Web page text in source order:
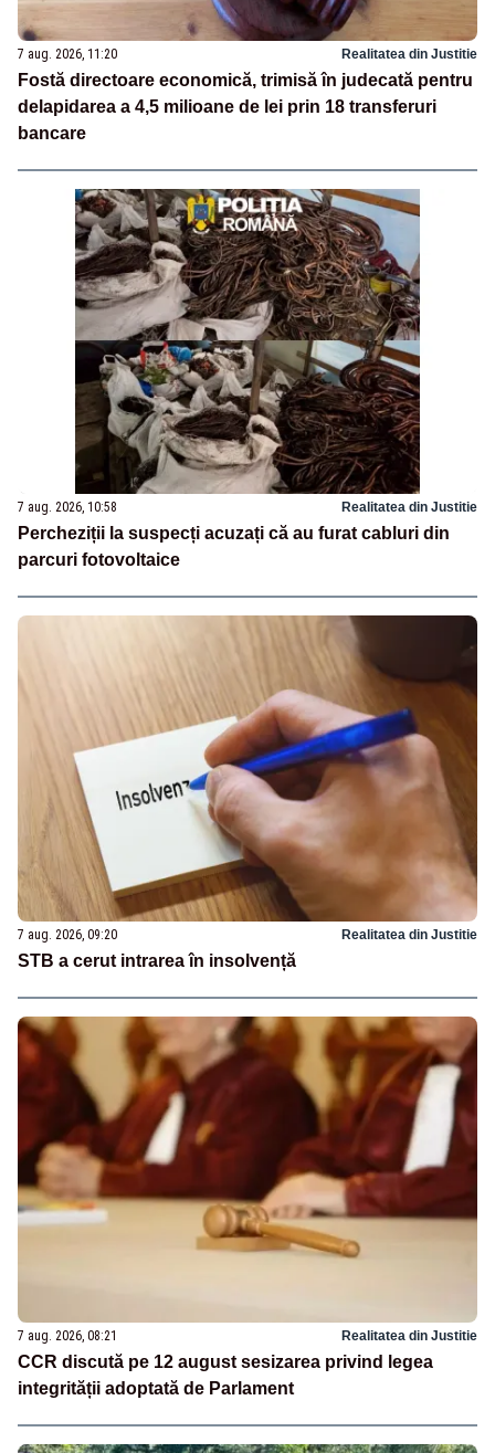
7 aug. 2026, 11:20 Realitatea din Justitie
Fostă directoare economică, trimisă în judecată pentru
delapidarea a 4,5 milioane de lei prin 18 transferuri
bancare
7 aug. 2026, 10:58 Realitatea din Justitie
Percheziții la suspecți acuzați că au furat cabluri din
parcuri fotovoltaice
7 aug. 2026, 09:20 Realitatea din Justitie
STB a cerut intrarea în insolvență
7 aug. 2026, 08:21 Realitatea din Justitie
CCR discută pe 12 august sesizarea privind legea
integrității adoptată de Parlament